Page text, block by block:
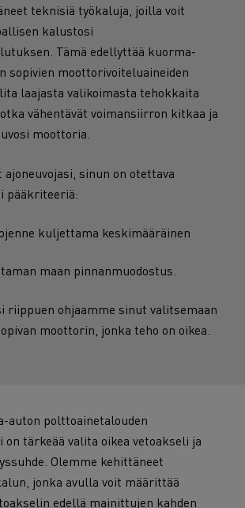
teknisiä työkaluja, joilla voit
kalustosi
Tämä edellyttää kuorma-
sopivien moottorivoiteluaineiden
laajasta valikoimasta tehokkaita
vähentävät voimansiirron kitkaa ja
moottoria.
sinun on otettava
pääkriteeriä:
kuljettama keskimääräinen
maan pinnanmuodostus.
riippuen ohjaamme sinut valitsemaan
moottorin, jonka teho on oikea.
auton polttoainetalouden
on tärkeää valita oikea vetoakseli ja
Olemme kehittäneet
jonka avulla voit määrittää
edellä mainittujen kahden